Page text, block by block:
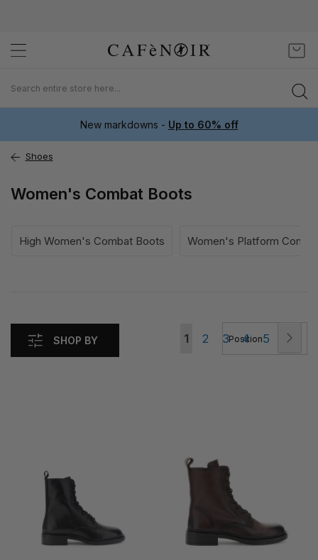
to
My
New markdowns - Up to 60% off
Shoes
Women's Combat Boots
High Women's Combat Boots Women's Platform
SHOP BY You're
1 Page
2 Page
3 Page
4 Page
5